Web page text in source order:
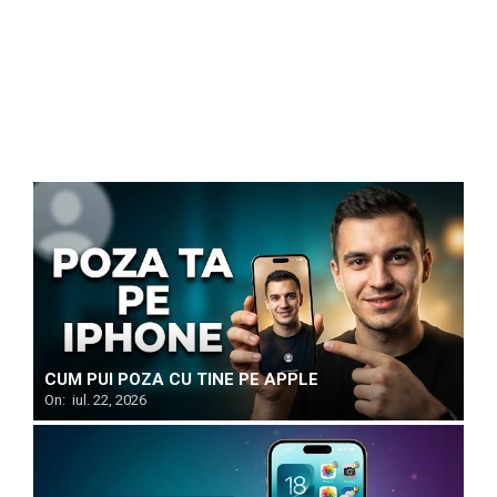
CUM PUI POZA CU TINE PE APPLE
On: iul. 22, 2026